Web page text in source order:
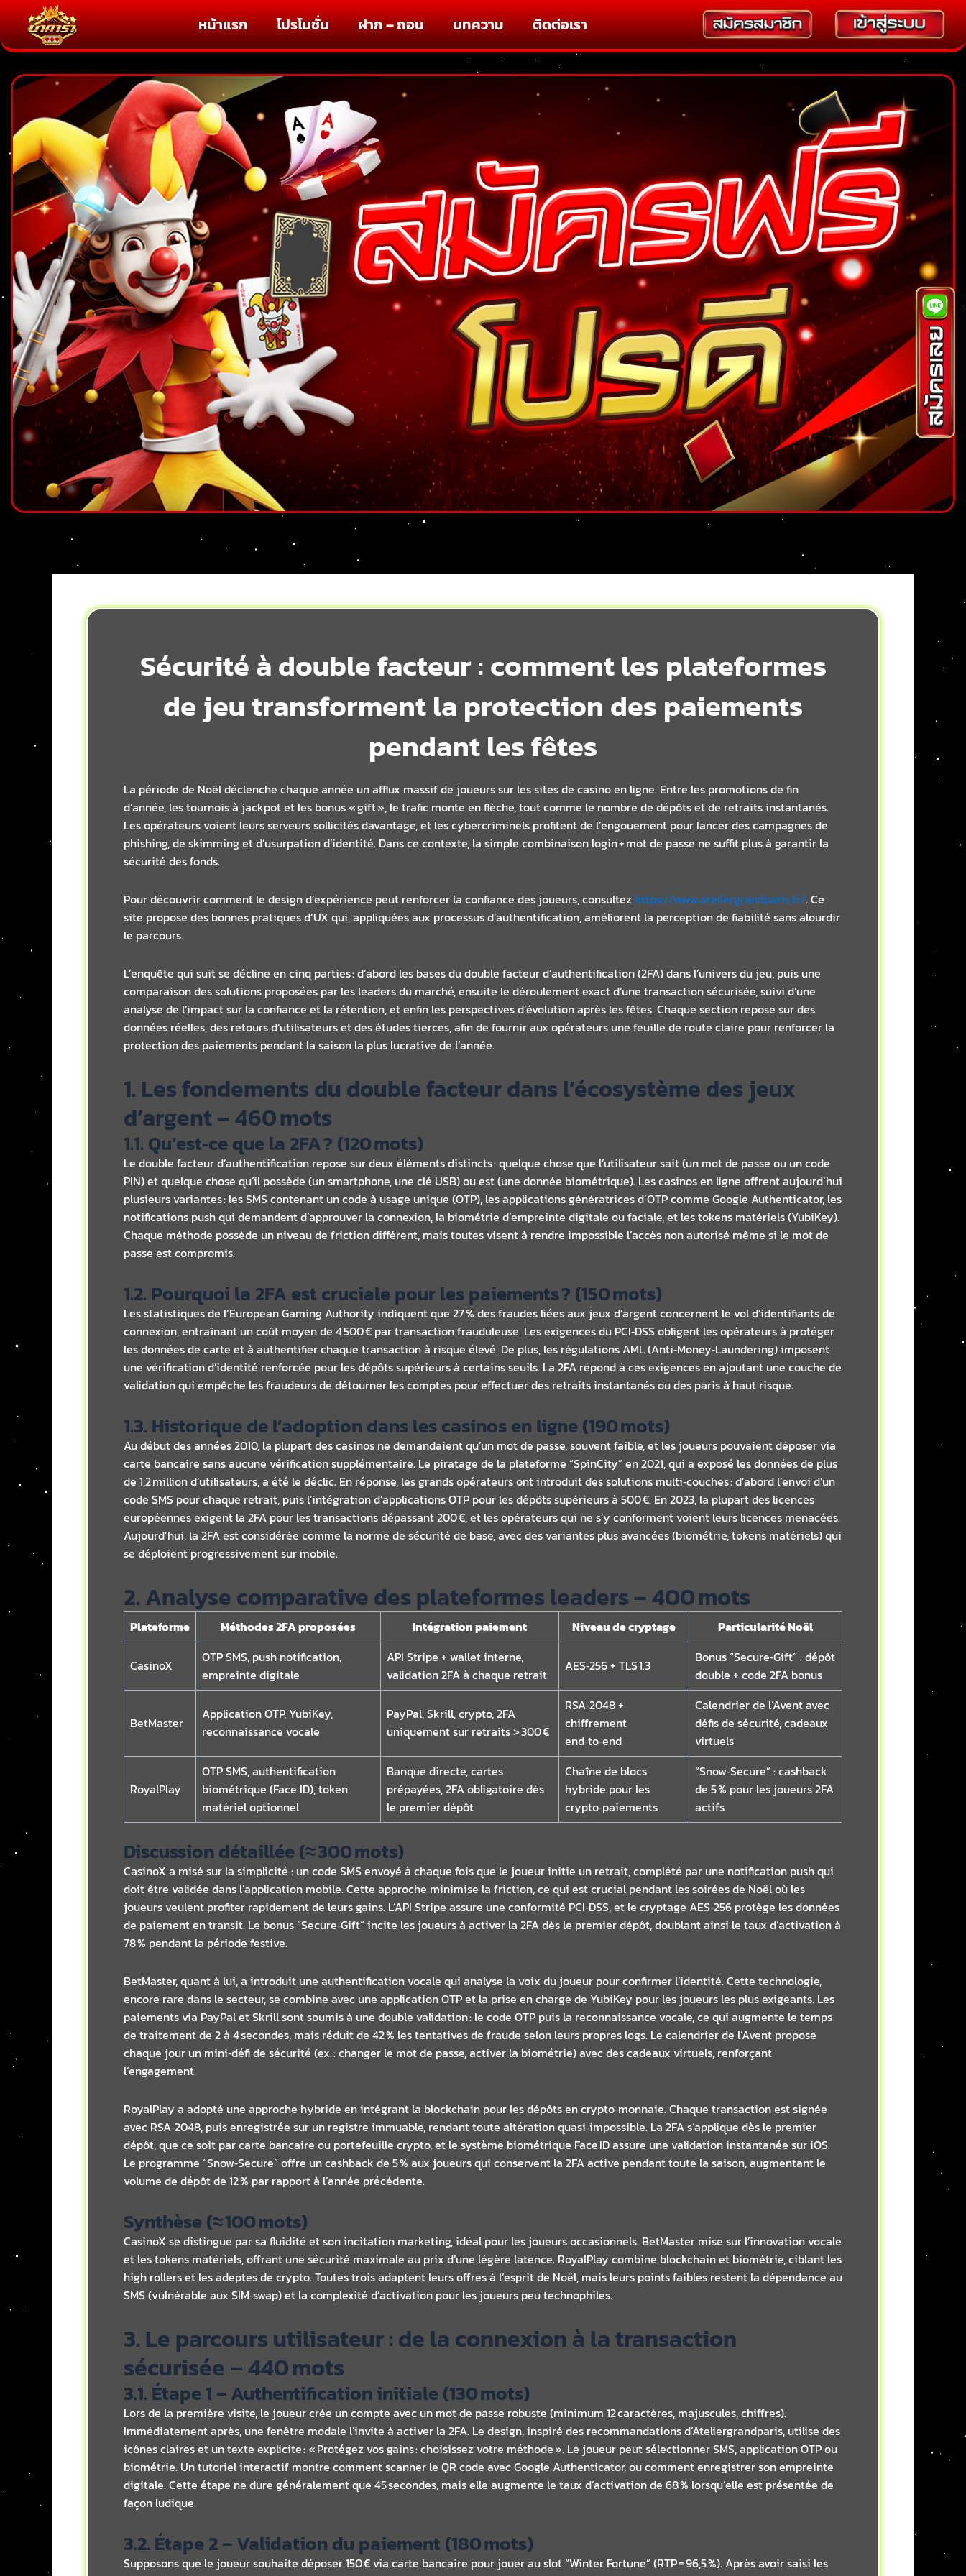
Skip
to
content
หน้าแรก โปรโมชั่น ฝาก – ถอน บทความ ติดต่อเรา
Sécurité à double facteur : comment les plateformes
de jeu transforment la protection des paiements
pendant les fêtes
La période de Noël déclenche chaque année un afflux massif de joueurs sur les sites de casino en ligne. Entre les promotions de fin
d’année, les tournois à jackpot et les bonus « gift », le trafic monte en flèche, tout comme le nombre de dépôts et de retraits instantanés.
Les opérateurs voient leurs serveurs sollicités davantage, et les cybercriminels profitent de l’engouement pour lancer des campagnes de
phishing, de skimming et d’usurpation d’identité. Dans ce contexte, la simple combinaison login + mot de passe ne suffit plus à garantir la
sécurité des fonds.
Pour découvrir comment le design d’expérience peut renforcer la confiance des joueurs, consultez https://www.ateliergrandparis.fr/. Ce
site propose des bonnes pratiques d’UX qui, appliquées aux processus d’authentification, améliorent la perception de fiabilité sans alourdir
le parcours.
L’enquête qui suit se décline en cinq parties : d’abord les bases du double facteur d’authentification (2FA) dans l’univers du jeu, puis une
comparaison des solutions proposées par les leaders du marché, ensuite le déroulement exact d’une transaction sécurisée, suivi d’une
analyse de l’impact sur la confiance et la rétention, et enfin les perspectives d’évolution après les fêtes. Chaque section repose sur des
données réelles, des retours d’utilisateurs et des études tierces, afin de fournir aux opérateurs une feuille de route claire pour renforcer la
protection des paiements pendant la saison la plus lucrative de l’année.
1. Les fondements du double facteur dans l’écosystème des jeux
d’argent – 460 mots
1.1. Qu’est‑ce que la 2FA ? (120 mots)
Le double facteur d’authentification repose sur deux éléments distincts : quelque chose que l’utilisateur sait (un mot de passe ou un code
PIN) et quelque chose qu’il possède (un smartphone, une clé USB) ou est (une donnée biométrique). Les casinos en ligne offrent aujourd’hui
plusieurs variantes : les SMS contenant un code à usage unique (OTP), les applications génératrices d’OTP comme Google Authenticator, les
notifications push qui demandent d’approuver la connexion, la biométrie d’empreinte digitale ou faciale, et les tokens matériels (YubiKey).
Chaque méthode possède un niveau de friction différent, mais toutes visent à rendre impossible l’accès non autorisé même si le mot de
passe est compromis.
1.2. Pourquoi la 2FA est cruciale pour les paiements ? (150 mots)
Les statistiques de l’European Gaming Authority indiquent que 27 % des fraudes liées aux jeux d’argent concernent le vol d’identifiants de
connexion, entraînant un coût moyen de 4 500 € par transaction frauduleuse. Les exigences du PCI‑DSS obligent les opérateurs à protéger
les données de carte et à authentifier chaque transaction à risque élevé. De plus, les régulations AML (Anti‑Money‑Laundering) imposent
une vérification d’identité renforcée pour les dépôts supérieurs à certains seuils. La 2FA répond à ces exigences en ajoutant une couche de
validation qui empêche les fraudeurs de détourner les comptes pour effectuer des retraits instantanés ou des paris à haut risque.
1.3. Historique de l’adoption dans les casinos en ligne (190 mots)
Au début des années 2010, la plupart des casinos ne demandaient qu’un mot de passe, souvent faible, et les joueurs pouvaient déposer via
carte bancaire sans aucune vérification supplémentaire. Le piratage de la plateforme “SpinCity” en 2021, qui a exposé les données de plus
de 1,2 million d’utilisateurs, a été le déclic. En réponse, les grands opérateurs ont introduit des solutions multi‑couches : d’abord l’envoi d’un
code SMS pour chaque retrait, puis l’intégration d’applications OTP pour les dépôts supérieurs à 500 €. En 2023, la plupart des licences
européennes exigent la 2FA pour les transactions dépassant 200 €, et les opérateurs qui ne s’y conforment voient leurs licences menacées.
Aujourd’hui, la 2FA est considérée comme la norme de sécurité de base, avec des variantes plus avancées (biométrie, tokens matériels) qui
se déploient progressivement sur mobile.
2. Analyse comparative des plateformes leaders – 400 mots
Plateforme Méthodes 2FA proposées Intégration paiement Niveau de cryptage Particularité Noël
CasinoX
OTP SMS, push notification,
empreinte digitale
API Stripe + wallet interne,
validation 2FA à chaque retrait
AES‑256 + TLS 1.3
Bonus “Secure‑Gift” : dépôt
double + code 2FA bonus
BetMaster
Application OTP, YubiKey,
reconnaissance vocale
PayPal, Skrill, crypto, 2FA
uniquement sur retraits > 300 €
RSA‑2048 +
chiffrement
end‑to‑end
Calendrier de l’Avent avec
défis de sécurité, cadeaux
virtuels
RoyalPlay
OTP SMS, authentification
biométrique (Face ID), token
matériel optionnel
Banque directe, cartes
prépayées, 2FA obligatoire dès
le premier dépôt
Chaîne de blocs
hybride pour les
crypto‑paiements
“Snow‑Secure” : cashback
de 5 % pour les joueurs 2FA
actifs
Discussion détaillée (≈ 300 mots)
CasinoX a misé sur la simplicité : un code SMS envoyé à chaque fois que le joueur initie un retrait, complété par une notification push qui
doit être validée dans l’application mobile. Cette approche minimise la friction, ce qui est crucial pendant les soirées de Noël où les
joueurs veulent profiter rapidement de leurs gains. L’API Stripe assure une conformité PCI‑DSS, et le cryptage AES‑256 protège les données
de paiement en transit. Le bonus “Secure‑Gift” incite les joueurs à activer la 2FA dès le premier dépôt, doublant ainsi le taux d’activation à
78 % pendant la période festive.
BetMaster, quant à lui, a introduit une authentification vocale qui analyse la voix du joueur pour confirmer l’identité. Cette technologie,
encore rare dans le secteur, se combine avec une application OTP et la prise en charge de YubiKey pour les joueurs les plus exigeants. Les
paiements via PayPal et Skrill sont soumis à une double validation : le code OTP puis la reconnaissance vocale, ce qui augmente le temps
de traitement de 2 à 4 secondes, mais réduit de 42 % les tentatives de fraude selon leurs propres logs. Le calendrier de l’Avent propose
chaque jour un mini‑défi de sécurité (ex. : changer le mot de passe, activer la biométrie) avec des cadeaux virtuels, renforçant
l’engagement.
RoyalPlay a adopté une approche hybride en intégrant la blockchain pour les dépôts en crypto‑monnaie. Chaque transaction est signée
avec RSA‑2048, puis enregistrée sur un registre immuable, rendant toute altération quasi‑impossible. La 2FA s’applique dès le premier
dépôt, que ce soit par carte bancaire ou portefeuille crypto, et le système biométrique Face ID assure une validation instantanée sur iOS.
Le programme “Snow‑Secure” offre un cashback de 5 % aux joueurs qui conservent la 2FA active pendant toute la saison, augmentant le
volume de dépôt de 12 % par rapport à l’année précédente.
Synthèse (≈ 100 mots)
CasinoX se distingue par sa fluidité et son incitation marketing, idéal pour les joueurs occasionnels. BetMaster mise sur l’innovation vocale
et les tokens matériels, offrant une sécurité maximale au prix d’une légère latence. RoyalPlay combine blockchain et biométrie, ciblant les
high rollers et les adeptes de crypto. Toutes trois adaptent leurs offres à l’esprit de Noël, mais leurs points faibles restent la dépendance au
SMS (vulnérable aux SIM‑swap) et la complexité d’activation pour les joueurs peu technophiles.
3. Le parcours utilisateur : de la connexion à la transaction
sécurisée – 440 mots
3.1. Étape 1 – Authentification initiale (130 mots)
Lors de la première visite, le joueur crée un compte avec un mot de passe robuste (minimum 12 caractères, majuscules, chiffres).
Immédiatement après, une fenêtre modale l’invite à activer la 2FA. Le design, inspiré des recommandations d’Ateliergrandparis, utilise des
icônes claires et un texte explicite : « Protégez vos gains : choisissez votre méthode ». Le joueur peut sélectionner SMS, application OTP ou
biométrie. Un tutoriel interactif montre comment scanner le QR code avec Google Authenticator, ou comment enregistrer son empreinte
digitale. Cette étape ne dure généralement que 45 secondes, mais elle augmente le taux d’activation de 68 % lorsqu’elle est présentée de
façon ludique.
3.2. Étape 2 – Validation du paiement (180 mots)
Supposons que le joueur souhaite déposer 150 € via carte bancaire pour jouer au slot “Winter Fortune” (RTP = 96,5 %). Après avoir saisi les